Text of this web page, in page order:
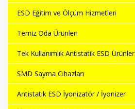
ESD Eğitim ve Ölçüm Hizmetleri
Temiz Oda Ürünleri
Tek Kullanımlık Antistatik ESD Ürünler
SMD Sayma Cihazları
Antistatik ESD İyonizatör / İyonizer